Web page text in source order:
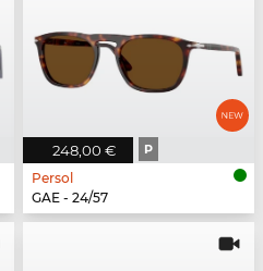
248,00 € P
Persol
GAE - 24/57